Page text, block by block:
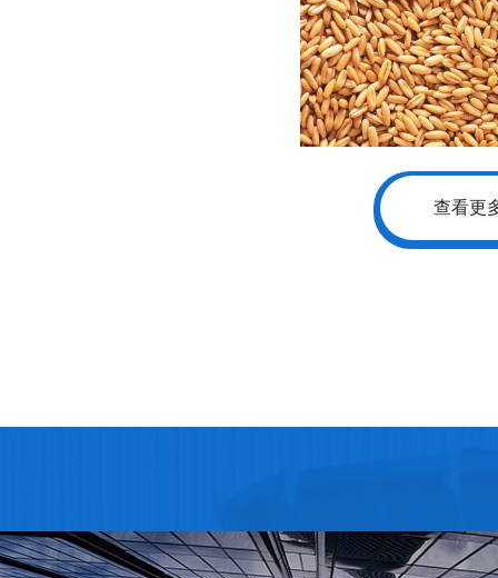
小麦
查看更